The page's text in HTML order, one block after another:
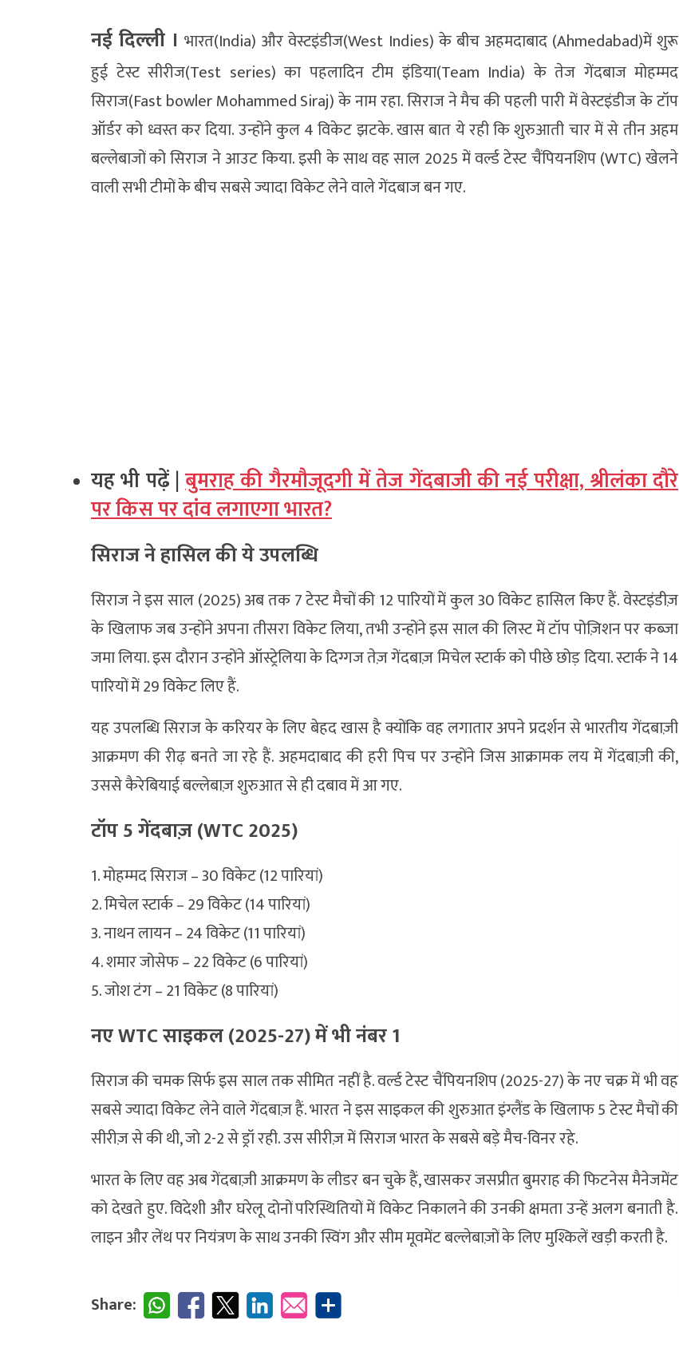
नई दिल्‍ली । भारत(India) और वेस्टइंडीज(West Indies) के बीच अहमदाबाद (Ahmedabad)में शुरू
हुई टेस्ट सीरीज(Test series) का पहलादिन टीम इंडिया(Team India) के तेज गेंदबाज मोहम्मद
सिराज(Fast bowler Mohammed Siraj) के नाम रहा. सिराज ने मैच की पहली पारी में वेस्टइंडीज के टॉप
ऑर्डर को ध्वस्त कर दिया. उन्होंने कुल 4 विकेट झटके. खास बात ये रही कि शुरुआती चार में से तीन अहम
बल्लेबाजों को सिराज ने आउट किया. इसी के साथ वह साल 2025 में वर्ल्ड टेस्ट चैंपियनशिप (WTC) खेलने
वाली सभी टीमों के बीच सबसे ज्यादा विकेट लेने वाले गेंदबाज बन गए.
यह भी पढ़ें |बुमराह की गैरमौजूदगी में तेज गेंदबाजी की नई परीक्षा, श्रीलंका दौरे
पर किस पर दांव लगाएगा भारत?
सिराज ने हासिल की ये उपलब्धि
सिराज ने इस साल (2025) अब तक 7 टेस्ट मैचों की 12 पारियों में कुल 30 विकेट हासिल किए हैं. वेस्टइंडीज़
के खिलाफ जब उन्होंने अपना तीसरा विकेट लिया, तभी उन्होंने इस साल की लिस्ट में टॉप पोज़िशन पर कब्ज़ा
जमा लिया. इस दौरान उन्होंने ऑस्ट्रेलिया के दिग्गज तेज़ गेंदबाज़ मिचेल स्टार्क को पीछे छोड़ दिया. स्टार्क ने 14
पारियों में 29 विकेट लिए हैं.
यह उपलब्धि सिराज के करियर के लिए बेहद खास है क्योंकि वह लगातार अपने प्रदर्शन से भारतीय गेंदबाज़ी
आक्रमण की रीढ़ बनते जा रहे हैं. अहमदाबाद की हरी पिच पर उन्होंने जिस आक्रामक लय में गेंदबाज़ी की,
उससे कैरेबियाई बल्लेबाज़ शुरुआत से ही दबाव में आ गए.
टॉप 5 गेंदबाज़ (WTC 2025)
1. मोहम्मद सिराज – 30 विकेट (12 पारियां)
2. मिचेल स्टार्क – 29 विकेट (14 पारियां)
3. नाथन लायन – 24 विकेट (11 पारियां)
4. शमार जोसेफ – 22 विकेट (6 पारियां)
5. जोश टंग – 21 विकेट (8 पारियां)
नए WTC साइकल (2025-27) में भी नंबर 1
सिराज की चमक सिर्फ इस साल तक सीमित नहीं है. वर्ल्ड टेस्ट चैंपियनशिप (2025-27) के नए चक्र में भी वह
सबसे ज्यादा विकेट लेने वाले गेंदबाज़ हैं. भारत ने इस साइकल की शुरुआत इंग्लैंड के खिलाफ 5 टेस्ट मैचों की
सीरीज़ से की थी, जो 2-2 से ड्रॉ रही. उस सीरीज़ में सिराज भारत के सबसे बड़े मैच-विनर रहे.
भारत के लिए वह अब गेंदबाज़ी आक्रमण के लीडर बन चुके हैं, खासकर जसप्रीत बुमराह की फिटनेस मैनेजमेंट
को देखते हुए. विदेशी और घरेलू दोनों परिस्थितियों में विकेट निकालने की उनकी क्षमता उन्हें अलग बनाती है.
लाइन और लेंथ पर नियंत्रण के साथ उनकी स्विंग और सीम मूवमेंट बल्लेबाज़ों के लिए मुश्किलें खड़ी करती है.
Share: